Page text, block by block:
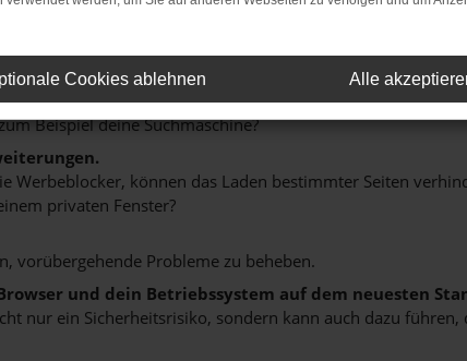
helfen können:
und deine Internetverbindung.
Beispiel deine Suchmaschine?
Werbeblocker, können das Laden bestimmter Seiten
privaten Fenster?
vorübergehende Probleme zu beheben.
und dein Betriebssystem auf dem neuesten
nur ein Sicherheitsrisiko, sondern kann auch dazu
Cookies ablehnen Alle